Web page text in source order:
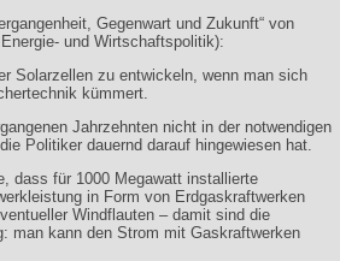
Gegenwart und Zukunft“ von
und Wirtschaftspolitik):
Solarzellen zu entwickeln, wenn man sich
kümmert.
Jahrzehnten nicht in der notwendigen
Politiker dauernd darauf hingewiesen hat.
dass für 1000 Megawatt installierte
in Form von Erdgaskraftwerken
Windflauten – damit sind die
man kann den Strom mit Gaskraftwerken